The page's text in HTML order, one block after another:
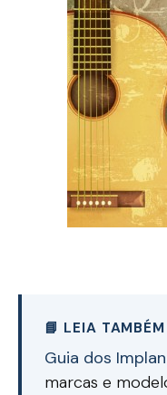
📘 LEIA TAMBÉM
Guia dos
marcas e